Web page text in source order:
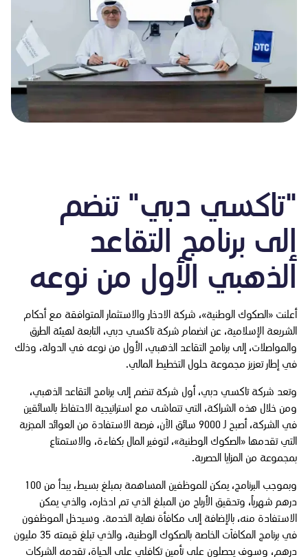
"تاكسي دبي" تنضم
إلى برنامج التقاعد
الذهبي الأول من نوعه
أعلنت «الصكوك الوطنية»، شركة الادخار والاستثمار ‏المتوافقة مع أحكام
الشريعة الإسلامية، عن انضمام شركة تاكسي دبي، التابعة لهيئة الطرق
والمواصلات، إلى برنامج التقاعد الذهبي، الأول من نوعه في الدولة، وذلك
في إطار تعزيز مجموعة حلول التخطيط المالي.
وتعد شركة تاكسي دبي، أول شركة تنضم إلى برنامج التقاعد الذهبي،
ومن خلال هذه الشراكة، التي تتماشى مع استراتيجية الاحتفاظ بالسائقين
في الشركة، أصبح لـ 9000 سائق الآن، فرصة الاستفادة من العوائد المجزية
التي تقدمها «الصكوك الوطنية»، لتوفير المال بكفاءة، والاستمتاع
بمجموعة من المزايا الحصرية.
وبموجب البرنامج، يمكن للموظفين المساهمة بمبلغ بسيط، يبدأ من 100
درهم شهرياً، وتحقيق الأرباح من المبلغ الذي تم ادخاره، والذي يمكن
الاستفادة منه، بالإضافة إلى مكافأة نهاية الخدمة. وسيدخل الموظفون
في برنامج المكافآت الخاصة بالصكوك الوطنية، والذي تبلغ قيمته 35 مليون
درهم، وسوف يحصلون على تأمين تكافلي على الحياة، تقدمه الشركات